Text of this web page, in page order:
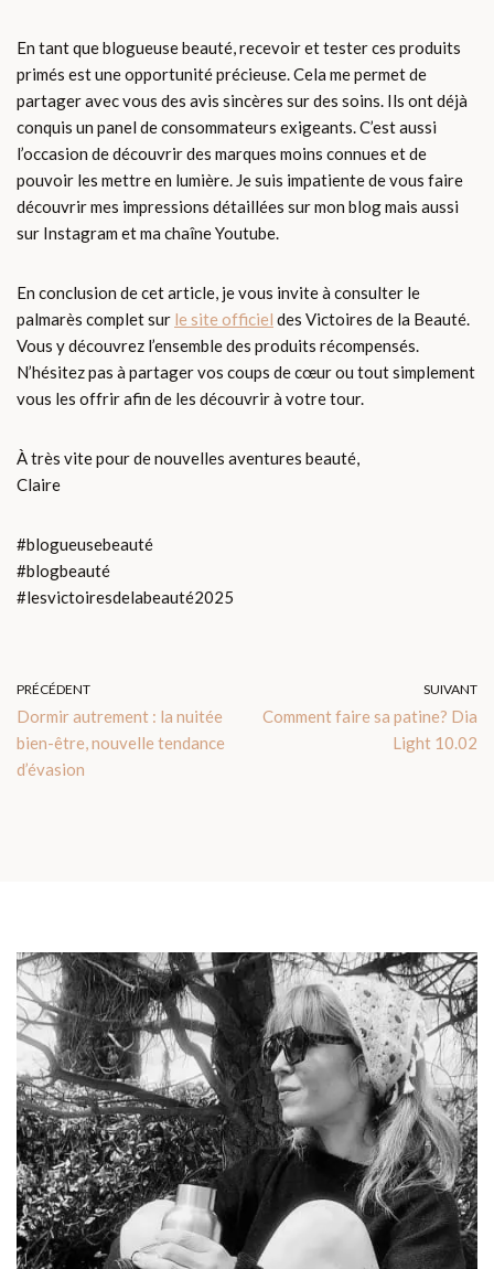
En tant que blogueuse beauté, recevoir et tester ces produits
primés est une opportunité précieuse. Cela me permet de
partager avec vous des avis sincères sur des soins. Ils ont déjà
conquis un panel de consommateurs exigeants. C’est aussi
l’occasion de découvrir des marques moins connues et de
pouvoir les mettre en lumière. Je suis impatiente de vous faire
découvrir mes impressions détaillées sur mon blog mais aussi
sur Instagram et ma chaîne Youtube.
En conclusion de cet article, je vous invite à consulter le
palmarès complet sur le site officiel des Victoires de la Beauté.
Vous y découvrez l’ensemble des produits récompensés.
N’hésitez pas à partager vos coups de cœur ou tout simplement
vous les offrir afin de les découvrir à votre tour.
À très vite pour de nouvelles aventures beauté,
Claire
#blogueusebeauté
#blogbeauté
#lesvictoiresdelabeauté2025
PRÉCÉDENT
Dormir autrement : la nuitée
bien-être, nouvelle tendance
d’évasion
SUIVANT
Comment faire sa patine? Dia
Light 10.02